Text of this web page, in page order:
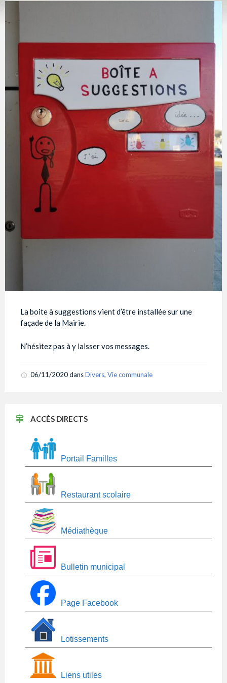
La boite à suggestions vient d’être installée sur une
façade de la Mairie.
N’hésitez pas à y laisser vos messages.
06/11/2020dansDivers, Vie communale
ACCÈS DIRECTS
Portail Familles
Restaurant scolaire
Médiathèque
Bulletin municipal
Page Facebook
Lotissements
Liens utiles